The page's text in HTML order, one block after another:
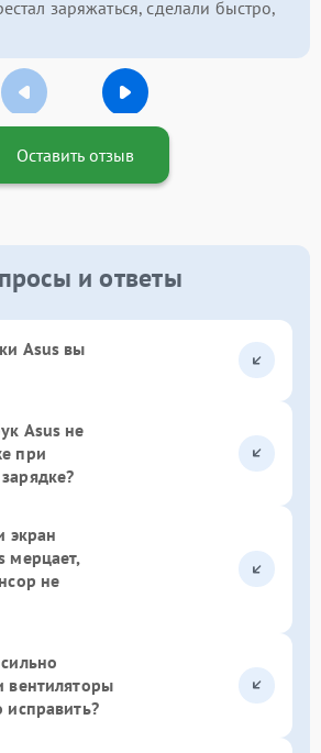
заряжаться, сделали быстро,
Оставить отзыв
и ответы
Asus вы
Asus не
при
экран
мерцает,
не
вентиляторы
исправить?